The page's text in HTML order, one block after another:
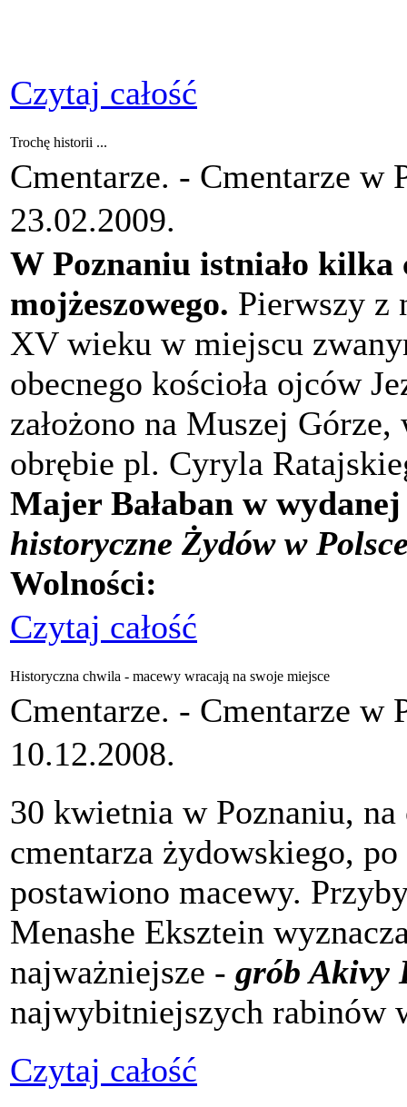
Czytaj całość
Trochę historii ...
Cmentarze. - Cmentarze w
23.02.2009.
W Poznaniu istniało
mojżeszowego. Pierwszy z
XV wieku w miejscu
obecnego kościoła ojców
założono na Muszej
obrębie pl. Cyryla
Majer Bałaban w
historyczne Żydów w
Wolności:
Czytaj całość
Historyczna chwila - macewy wracają na swoje miejsce
Cmentarze. - Cmentarze w
10.12.2008.
30 kwietnia w Poznaniu,
cmentarza żydowskiego,
postawiono macewy.
Menashe Eksztein
najważniejsze - grób Akivy
najwybitniejszych rabinów
Czytaj całość